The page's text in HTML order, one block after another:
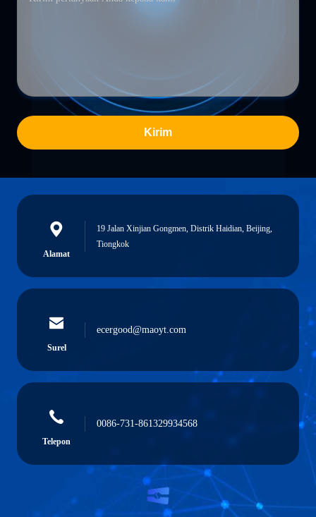
Kirim
Alamat
19 Jalan Xinjian Gongmen, Distrik Haidian, Beijing,
Tiongkok
Surel
ecergood@maoyt.com
Telepon
0086-731-861329934568